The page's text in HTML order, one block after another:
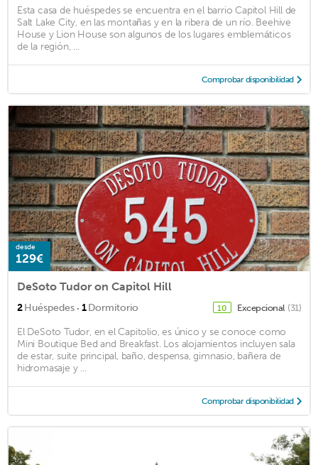
Esta casa de huéspedes se encuentra en el barrio Capitol Hill de
Salt Lake City, en las montañas y en la ribera de un río. Beehive
House y Lion House son algunos de los lugares emblemáticos
de la región, ...
Comprobar disponibilidad
desde
129€
DeSoto Tudor on Capitol Hill
2Huéspedes · 1Dormitorio 10 Excepcional (31)
El DeSoto Tudor, en el Capitolio, es único y se conoce como
Mini Boutique Bed and Breakfast. Los alojamientos incluyen sala
de estar, suite principal, baño, despensa, gimnasio, bañera de
hidromasaje y ...
Comprobar disponibilidad